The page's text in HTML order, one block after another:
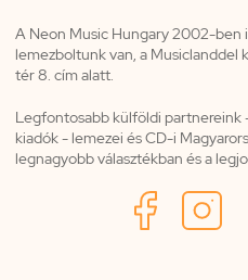
A Neon Music Hungary 2002-ben
lemezboltunk van, a Musiclanddel
tér 8. cím alatt.
Legfontosabb külföldi partnereink
kiadók - lemezei és CD-i
legnagyobb választékban és a